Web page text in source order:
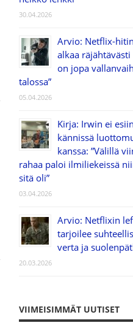
30.04.2026
Arvio: Netflix-
alkaa räjähtävästi
on jopa
talossa”
05.04.2026
Kirja: Irwin ei
kännissä
kanssa: ”Välillä
rahaa paloi ilmiliekeissä
sitä oli”
03.04.2026
Arvio: Netflixin
tarjoilee
verta ja
20.03.2026
VIIMEISIMMÄT UUTISET